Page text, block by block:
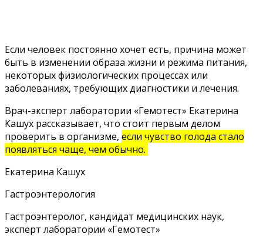
Если человек постоянно хочет есть, причина может
быть в изменении образа жизни и режима питания,
некоторых физиологических процессах или
заболеваниях, требующих диагностики и лечения.
Врач-эксперт лаборатории «Гемотест» Екатерина
Кашух рассказывает, что стоит первым делом
проверить в организме, если чувство голода стало
появляться чаще, чем обычно.
Екатерина Кашух
Гастроэнтерология
Гастроэнтеролог, кандидат медицинских наук,
эксперт лаборатории «Гемотест»